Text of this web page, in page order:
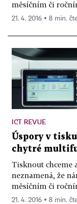
měsíčním či
21. 4. 2016 ▪ 8 min.
ICT REVUE
Úspory v
chytré
Tisknout chceme
neznamená, že
měsíčním či
21. 4. 2016 ▪ 8 min.